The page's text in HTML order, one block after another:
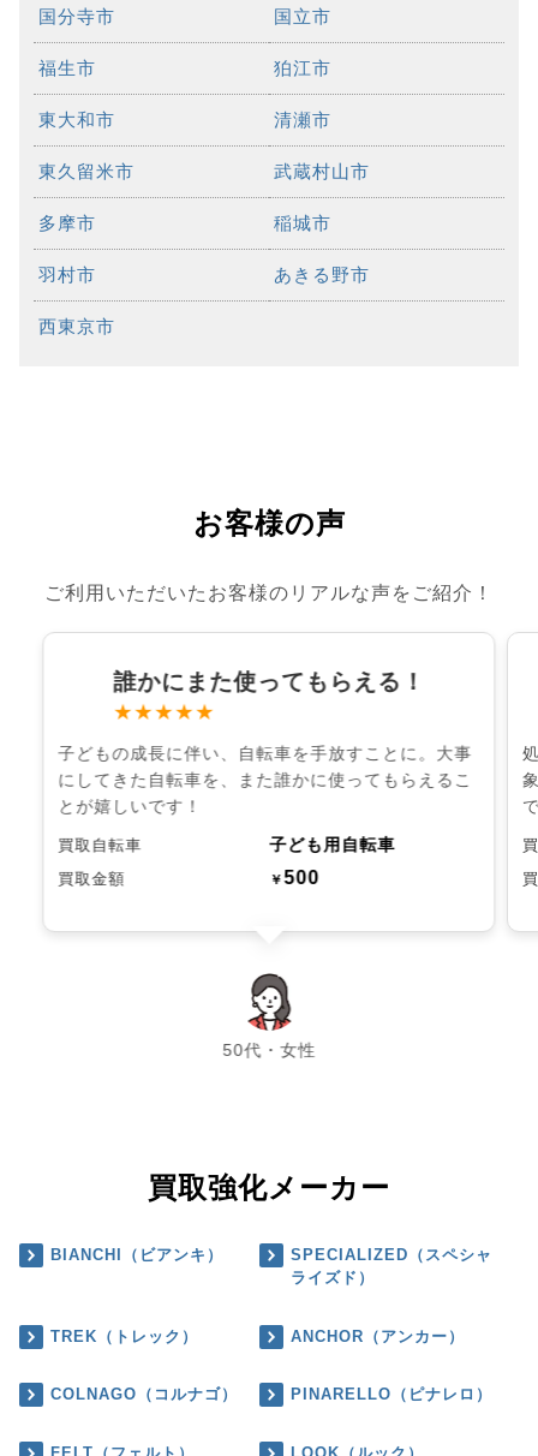
国分寺市 国立市
福生市 狛江市
東大和市 清瀬市
東久留米市 武蔵村山市
多摩市 稲城市
羽村市 あきる野市
西東京市
お客様の声
ご利用いただいたお客様のリアルな声をご紹介！
誰かにまた使ってもらえる！
★★★★★
子どもの成長に伴い、自転車を手放すことに。大事
にしてきた自転車を、また誰かに使ってもらえるこ
とが嬉しいです！
買取自転車 子ども用自転車
買取金額 ￥500
50代・女性
chevron_left chevron_right
買取強化メーカー
BIANCHI（ビアンキ）
SPECIALIZED（スペシャ
ライズド）
TREK（トレック） ANCHOR（アンカー）
COLNAGO（コルナゴ） PINARELLO（ピナレロ）